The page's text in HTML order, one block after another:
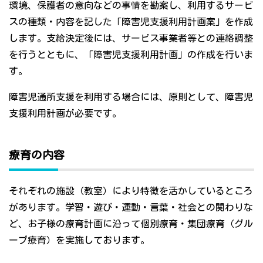
環境、保護者の意向などの事情を勘案し、利用するサービ
スの種類・内容を記した「障害児支援利用計画案」を作成
します。支給決定後には、サービス事業者等との連絡調整
を行うとともに、「障害児支援利用計画」の作成を行いま
す。
障害児通所支援を利用する場合には、原則として、障害児
支援利用計画が必要です。
療育の内容
それぞれの施設（教室）により特徴を活かしているところ
があります。学習・遊び・運動・言葉・社会との関わりな
ど、お子様の療育計画に沿って個別療育・集団療育（グル
ープ療育）を実施しております。